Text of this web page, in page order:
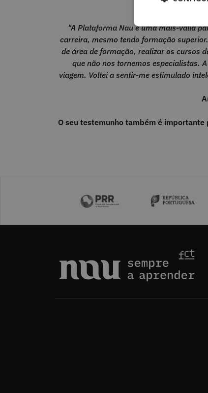
"A Plataforma Nau é uma mais-valia
carreira, mesmo tendo formação
de área de formação, realizar os cursos
que não nos tornemos especialistas.
viagem. Voltei a sentir-me estimulado
O seu testemunho também é